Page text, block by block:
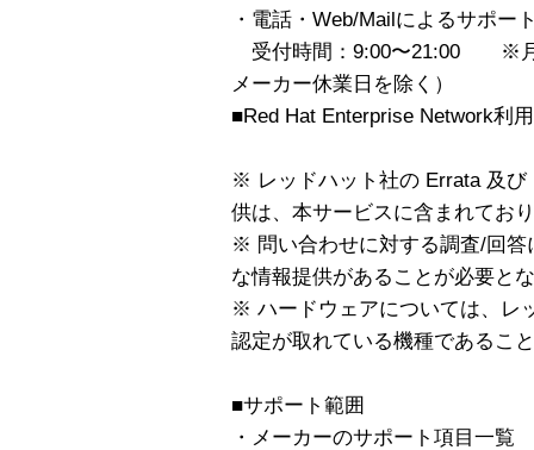
・電話・Web/Mailによるサポー
受付時間：9:00〜21:00 ※月
メーカー休業日を除く）
■Red Hat Enterprise Network利
※ レッドハット社の Errata 及び
供は、本サービスに含まれてお
※ 問い合わせに対する調査/回答
な情報提供があることが必要と
※ ハードウェアについては、レ
認定が取れている機種であるこ
■サポート範囲
・メーカーのサポート項目一覧